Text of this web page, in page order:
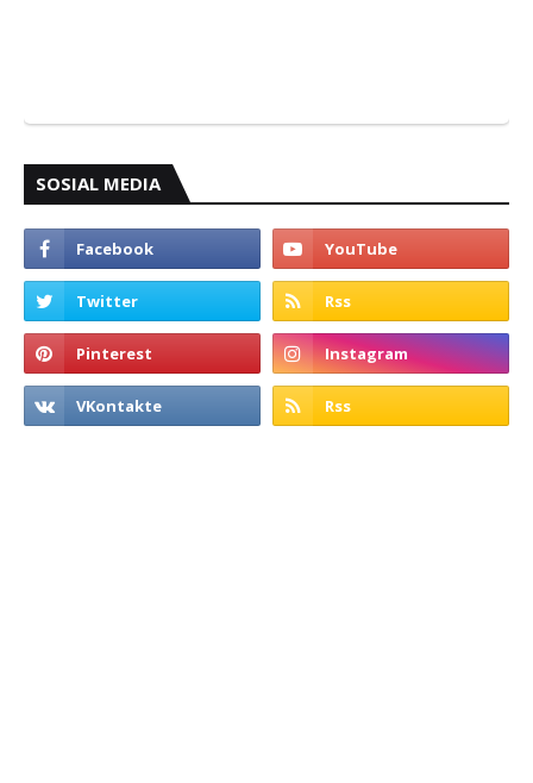
SOSIAL MEDIA